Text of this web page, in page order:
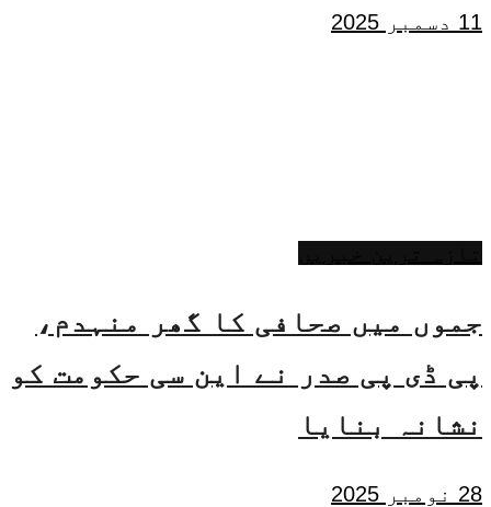
11 دسمبر 2025
جموں میں صحافی کا گھر منہدم،
پی ڈی پی صدر نے این سی حکومت کو
نشانہ بنایا
28 نومبر 2025